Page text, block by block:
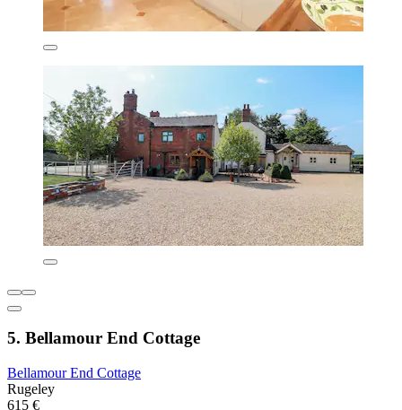
5. Bellamour End Cottage
Bellamour End Cottage
Rugeley
615 €